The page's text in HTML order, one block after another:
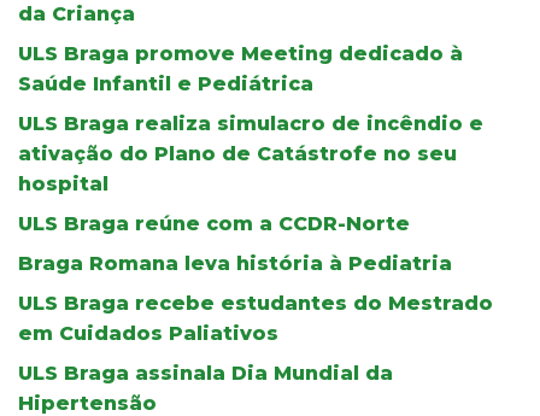
da Criança
ULS Braga promove Meeting dedicado à
Saúde Infantil e Pediátrica
ULS Braga realiza simulacro de incêndio e
ativação do Plano de Catástrofe no seu
hospital
ULS Braga reúne com a CCDR-Norte
Braga Romana leva história à Pediatria
ULS Braga recebe estudantes do Mestrado
em Cuidados Paliativos
ULS Braga assinala Dia Mundial da
Hipertensão